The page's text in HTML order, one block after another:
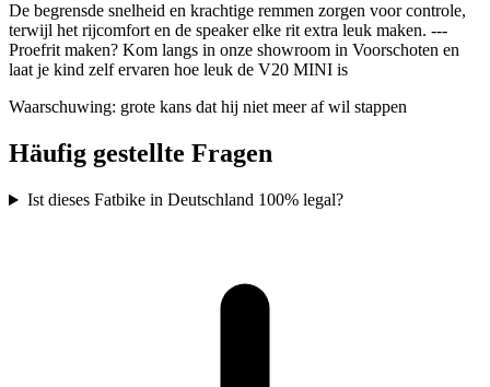
De begrensde snelheid en krachtige remmen zorgen voor controle,
terwijl het rijcomfort en de speaker elke rit extra leuk maken. ---
Proefrit maken? Kom langs in onze showroom in Voorschoten en
laat je kind zelf ervaren hoe leuk de V20 MINI is
Waarschuwing: grote kans dat hij niet meer af wil stappen
Häufig gestellte Fragen
Ist dieses Fatbike in Deutschland 100% legal?